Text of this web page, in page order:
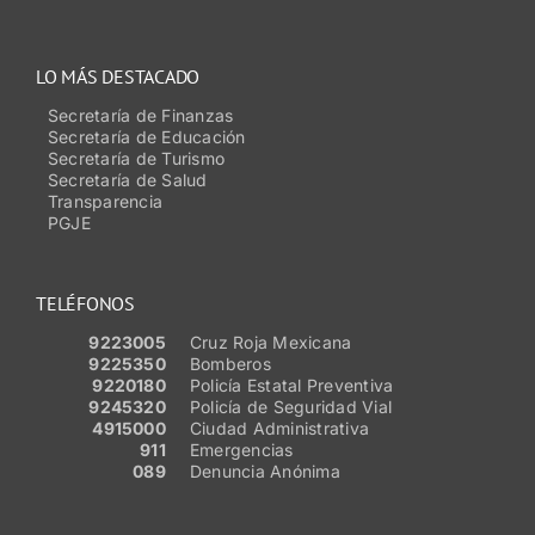
TELÉFONOS
9223005
Cruz Roja Mexicana
9225350
Bomberos
9220180
Policía Estatal Preventiva
9245320
Policía de Seguridad Vial
4915000
Ciudad Administrativa
911
Emergencias
089
Denuncia Anónima
LO MÁS DESTACADO
Secretaría de Finanzas
Secretaría de Educación
Secretaría de Turismo
Secretaría de Salud
Transparencia
PGJE